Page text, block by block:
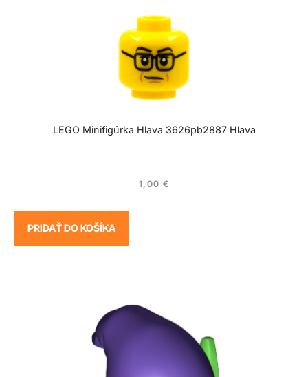
LEGO Minifigúrka Hlava 3626pb2887 Hlava
1,00 €
PRIDAŤ DO KOŠÍKA